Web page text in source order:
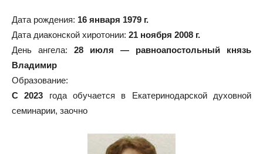
Дата рождения: 16 января 1979 г.
Дата диаконской хиротонии: 21 ноября 2008 г.
День ангела: 28 июля — равноапостольный князь
Владимир
Образование:
С 2023 года обучается в Екатеринодарской духовной
семинарии, заочно